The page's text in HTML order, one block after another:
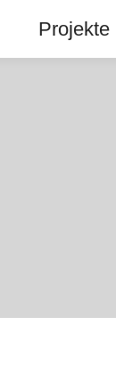
Projekte